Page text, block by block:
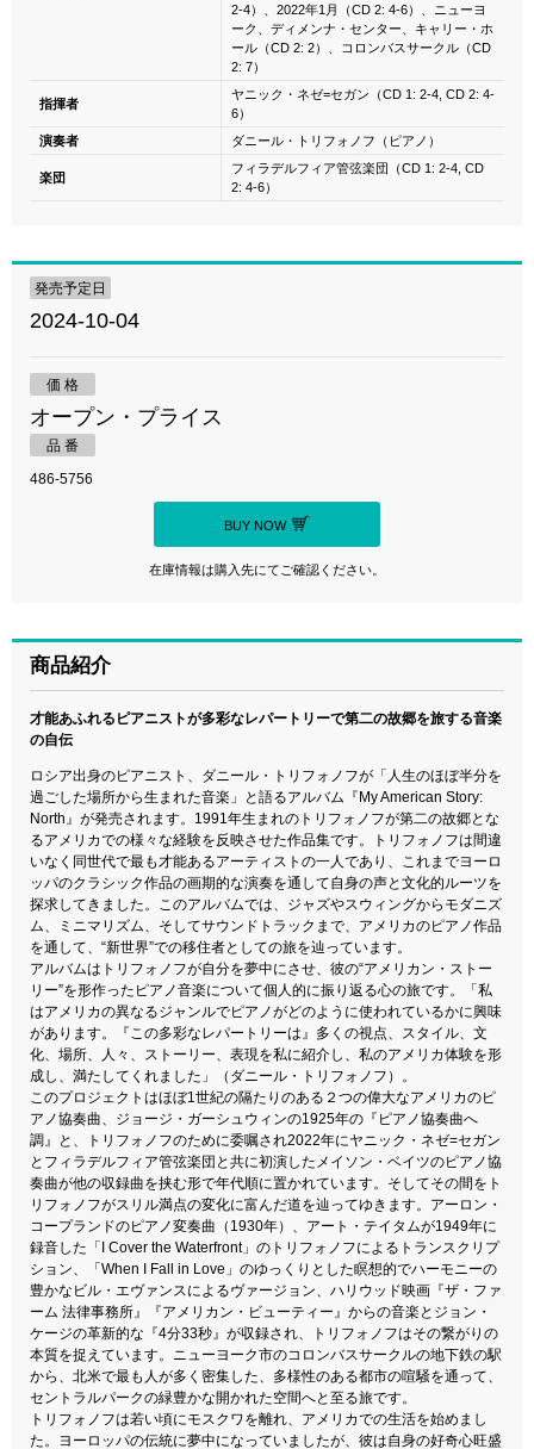
2-4）、2022年1月（CD 2: 4-6）、ニューヨ
ーク、ディメンナ・センター、キャリー・ホ
ール（CD 2: 2）、コロンバスサークル（CD
2: 7）
指揮者
ヤニック・ネゼ=セガン（CD 1: 2-4, CD 2: 4-
6）
演奏者
ダニール・トリフォノフ（ピアノ）
楽団
フィラデルフィア管弦楽団（CD 1: 2-4, CD
2: 4-6）
発売予定日
2024-10-04
価 格
オープン・プライス
品 番
486-5756
BUY NOW
在庫情報は購入先にてご確認ください。
商品紹介
才能あふれるピアニストが多彩なレパートリーで第二の故郷を旅する音楽
の自伝
ロシア出身のピアニスト、ダニール・トリフォノフが「人生のほぼ半分を
過ごした場所から生まれた音楽」と語るアルバム『My American Story:
North』が発売されます。1991年生まれのトリフォノフが第二の故郷とな
るアメリカでの様々な経験を反映させた作品集です。トリフォノフは間違
いなく同世代で最も才能あるアーティストの一人であり、これまでヨーロ
ッパのクラシック作品の画期的な演奏を通して自身の声と文化的ルーツを
探求してきました。このアルバムでは、ジャズやスウィングからモダニズ
ム、ミニマリズム、そしてサウンドトラックまで、アメリカのピアノ作品
を通して、“新世界”での移住者としての旅を辿っています。
アルバムはトリフォノフが自分を夢中にさせ、彼の“アメリカン・ストー
リー”を形作ったピアノ音楽について個人的に振り返る心の旅です。「私
はアメリカの異なるジャンルでピアノがどのように使われているかに興味
があります。『この多彩なレパートリーは』多くの視点、スタイル、文
化、場所、人々、ストーリー、表現を私に紹介し、私のアメリカ体験を形
成し、満たしてくれました」（ダニール・トリフォノフ）。
このプロジェクトはほぼ1世紀の隔たりのある２つの偉大なアメリカのピ
アノ協奏曲、ジョージ・ガーシュウィンの1925年の『ピアノ協奏曲へ
調』と、トリフォノフのために委嘱され2022年にヤニック・ネゼ=セガン
とフィラデルフィア管弦楽団と共に初演したメイソン・ベイツのピアノ協
奏曲が他の収録曲を挟む形で年代順に置かれています。そしてその間をト
リフォノフがスリル満点の変化に富んだ道を辿ってゆきます。アーロン・
コープランドのピアノ変奏曲（1930年）、アート・テイタムが1949年に
録音した「I Cover the Waterfront」のトリフォノフによるトランスクリプ
ション、「When I Fall in Love」のゆっくりとした瞑想的でハーモニーの
豊かなビル・エヴァンスによるヴァージョン、ハリウッド映画『ザ・ファ
ーム 法律事務所』『アメリカン・ビューティー』からの音楽とジョン・
ケージの革新的な『4分33秒』が収録され、トリフォノフはその繋がりの
本質を捉えています。ニューヨーク市のコロンバスサークルの地下鉄の駅
から、北米で最も人が多く密集した、多様性のある都市の喧騒を通って、
セントラルパークの緑豊かな開かれた空間へと至る旅です。
トリフォノフは若い頃にモスクワを離れ、アメリカでの生活を始めまし
た。ヨーロッパの伝統に夢中になっていましたが、彼は自身の好奇心旺盛